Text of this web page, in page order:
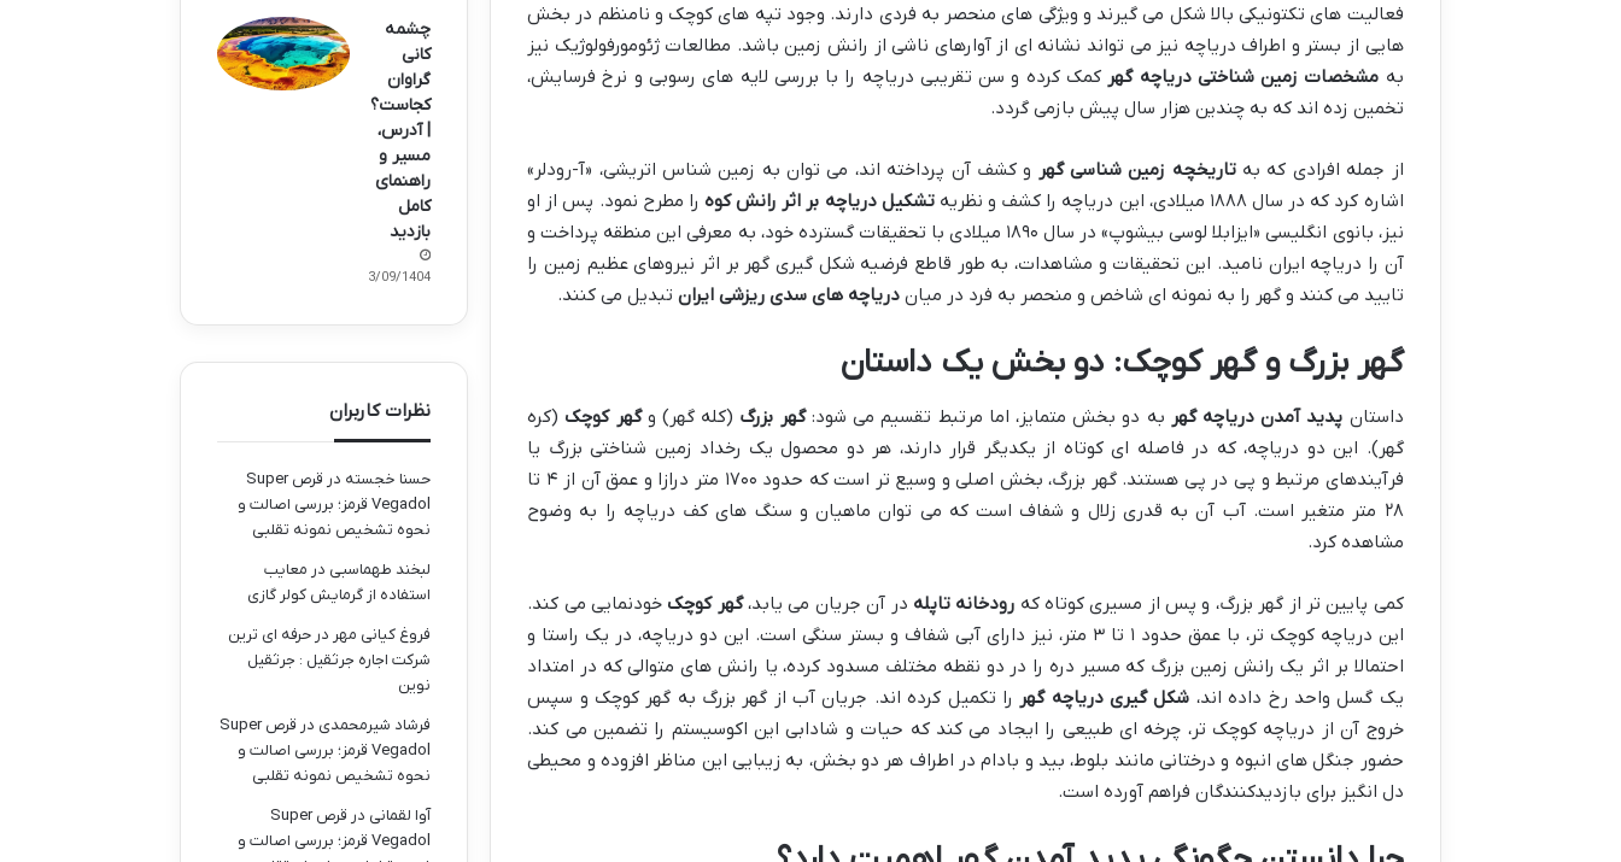
فعالیت های تکتونیکی بالا شکل می گیرند و ویژگی های منحصر به فردی دارند. وجود تپه های کوچک و نامنظم در بخش
هایی از بستر و اطراف دریاچه نیز می تواند نشانه ای از آوارهای ناشی از رانش زمین باشد. مطالعات ژئومورفولوژیک نیز
به مشخصات زمین شناختی دریاچه گهر کمک کرده و سن تقریبی دریاچه را با بررسی لایه های رسوبی و نرخ فرسایش،
تخمین زده اند که به چندین هزار سال پیش بازمی گردد.
از جمله افرادی که بهتاریخچه زمین شناسی گهر و کشف آن پرداخته اند، می توان به زمین شناس اتریشی، «آ-رودلر»
اشاره کرد که در سال ۱۸۸۸ میلادی، این دریاچه را کشف و نظریه
تشکیل دریاچه بر اثر رانش کوهرا مطرح نمود. پس از او
نیز، بانوی انگلیسی «ایزابلا لوسی بیشوپ» در سال ۱۸۹۰ میلادی با تحقیقات گسترده خود، به معرفی این منطقه پرداخت و
آن را دریاچه ایران نامید. این تحقیقات و مشاهدات، به طور قاطع فرضیه شکل گیری گهر بر اثر نیروهای عظیم زمین را
تایید می کنند و گهر را به نمونه ای شاخص و منحصر به فرد در میاندریاچه های سدی ریزشی ایران تبدیل می کنند.
گهر بزرگ و گهر کوچک: دو بخش یک داستان
داستان پدید آمدن دریاچه گهر به دو بخش متمایز، اما مرتبط تقسیم می شود:گهر بزرگ (کله گهر) وگهر کوچک (کره
گهر). این دو دریاچه، که در فاصله ای کوتاه از یکدیگر قرار دارند، هر دو محصول یک رخداد زمین شناختی بزرگ یا
فرآیندهای مرتبط و پی در پی هستند. گهر بزرگ، بخش اصلی و وسیع تر است که حدود ۱۷۰۰ متر درازا و عمق آن از ۴ تا
۲۸ متر متغیر است. آب آن به قدری زلال و شفاف است که می توان ماهیان و سنگ های کف دریاچه را به وضوح
مشاهده کرد.
کمی پایین تر از گهر بزرگ، و پس از مسیری کوتاه که رودخانه تاپله در آن جریان می یابد،گهر کوچک خودنمایی می کند.
این دریاچه کوچک تر، با عمق حدود ۱ تا ۳ متر، نیز دارای آبی شفاف و بستر سنگی است. این دو دریاچه، در یک راستا و
احتمالا بر اثر یک رانش زمین بزرگ که مسیر دره را در دو نقطه مختلف مسدود کرده، یا رانش های متوالی که در امتداد
یک گسل واحد رخ داده اند، شکل گیری دریاچه گهر را تکمیل کرده اند. جریان آب از گهر بزرگ به گهر کوچک و سپس
خروج آن از دریاچه کوچک تر، چرخه ای طبیعی را ایجاد می کند که حیات و شادابی این اکوسیستم را تضمین می کند.
حضور جنگل های انبوه و درختانی مانند بلوط، بید و بادام در اطراف هر دو بخش، به زیبایی این مناظر افزوده و محیطی
دل انگیز برای بازدیدکنندگان فراهم آورده است.
چشمه
کانی
گراوان
کجاست؟
| آدرس،
مسیر و
راهنمای
کامل
بازدید
23/09/1404
نظرات کاربران
حسنا خجسته در
قرص Super
Vegadol قرمز؛ بررسی اصالت و
نحوه تشخیص نمونه تقلبی
لبخند طهماسبی در معایب
استفاده از گرمایش کولر گازی
فروغ کیانی مهر در حرفه ای ترین
شرکت اجاره جرثقیل : جرثقیل
نوین
فرشاد شیرمحمدی در
قرص Super
Vegadol قرمز؛ بررسی اصالت و
نحوه تشخیص نمونه تقلبی
آوا لقمانی در
قرص Super
Vegadol قرمز؛ بررسی اصالت و